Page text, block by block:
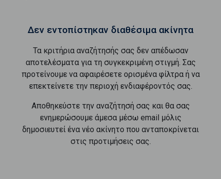
Δεν εντοπίστηκαν διαθέσιμα ακίνητα
Τα κριτήρια αναζήτησής σας δεν απέδωσαν
αποτελέσματα για τη συγκεκριμένη στιγμή. Σας
προτείνουμε να αφαιρέσετε ορισμένα φίλτρα ή να
επεκτείνετε την περιοχή ενδιαφέροντός σας.
Αποθηκεύστε την αναζήτησή σας και θα σας
ενημερώσουμε άμεσα μέσω email μόλις
δημοσιευτεί ένα νέο ακίνητο που ανταποκρίνεται
στις προτιμήσεις σας.